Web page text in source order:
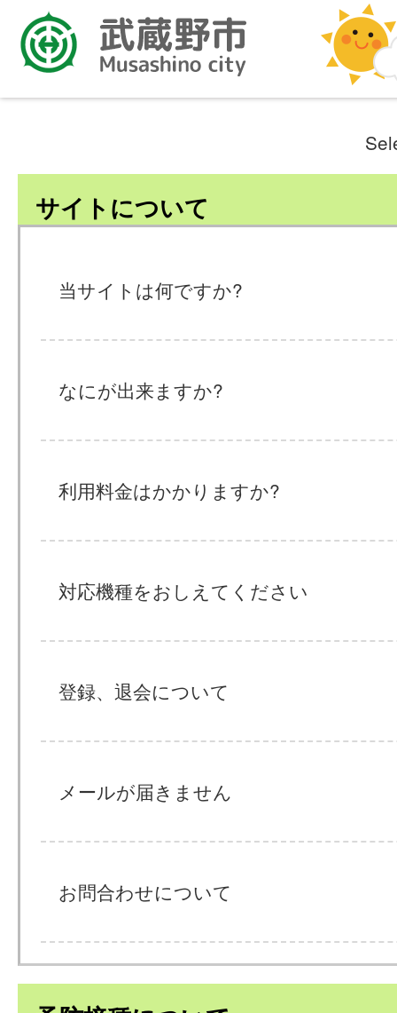
サイトについて
当サイトは何ですか?
なにが出来ますか?
利用料金はかかりますか?
対応機種をおしえてください
登録、退会について
メールが届きません
お問合わせについて